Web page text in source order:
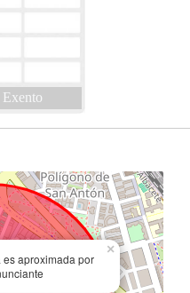
Exento
aproximada por
×